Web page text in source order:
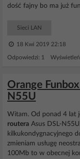
dość fajny bo ma już
Sieci LAN
18 Kwi 2019 22:18
Odpowiedzi: 1
Orange
N55U
Witam. Od ponad 4 lat
routera Asus DSL-
kilkukondygnacyjnego
zmieniam usługę
100Mb to w obecnej